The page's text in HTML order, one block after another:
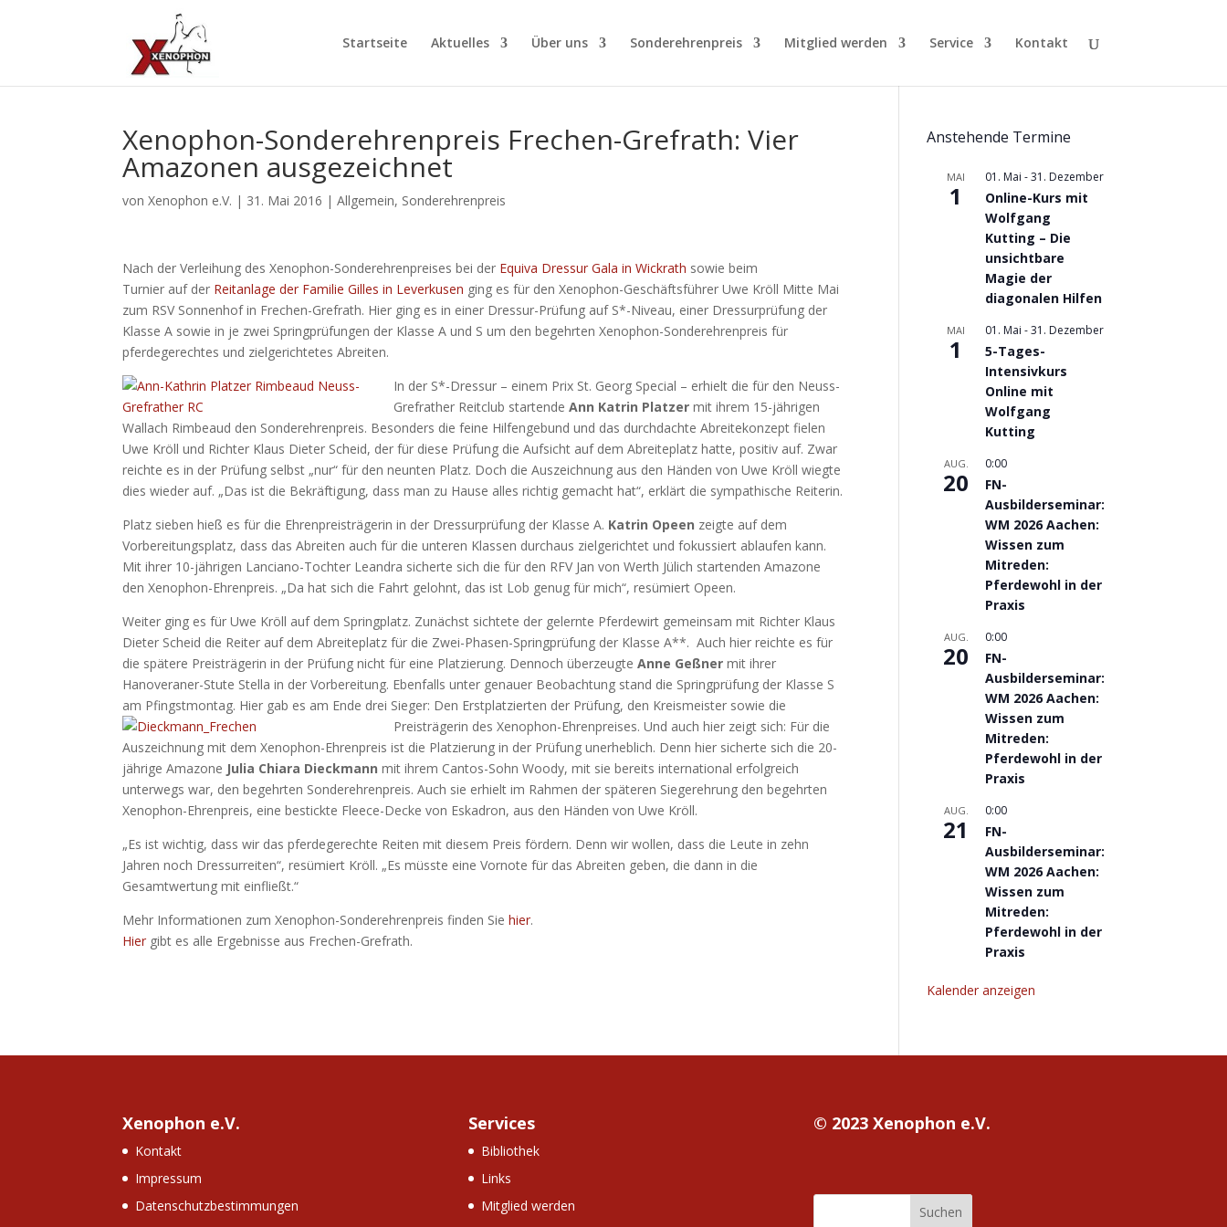
Startseite Aktuelles Über uns Sonderehrenpreis Mitglied werden Service Kontakt
Xenophon-Sonderehrenpreis Frechen-Grefrath: Vier
Amazonen ausgezeichnet
vonXenophon e.V. | 31. Mai 2016 |Allgemein, Sonderehrenpreis
Nach der Verleihung des Xenophon-Sonderehrenpreises bei der Equiva Dressur Gala in Wickrath sowie beim
Turnier auf der Reitanlage der Familie Gilles in Leverkusen ging es für den Xenophon-Geschäftsführer Uwe Kröll Mitte Mai
zum RSV Sonnenhof in Frechen-Grefrath. Hier ging es in einer Dressur-Prüfung auf S*-Niveau, einer Dressurprüfung der
Klasse A sowie in je zwei Springprüfungen der Klasse A und S um den begehrten Xenophon-Sonderehrenpreis für
pferdegerechtes und zielgerichtetes Abreiten.
In der S*-Dressur – einem Prix St. Georg Special – erhielt die für den Neuss-
Grefrather Reitclub startendeAnn Katrin Platzer mit ihrem 15-jährigen
Wallach Rimbeaud den Sonderehrenpreis. Besonders die feine Hilfengebund und das durchdachte Abreitekonzept fielen
Uwe Kröll und Richter Klaus Dieter Scheid, der für diese Prüfung die Aufsicht auf dem Abreiteplatz hatte, positiv auf. Zwar
reichte es in der Prüfung selbst „nur“ für den neunten Platz. Doch die Auszeichnung aus den Händen von Uwe Kröll wiegte
dies wieder auf. „Das ist die Bekräftigung, dass man zu Hause alles richtig gemacht hat“, erklärt die sympathische Reiterin.
Platz sieben hieß es für die Ehrenpreisträgerin in der Dressurprüfung der Klasse A. Katrin Opeen zeigte auf dem
Vorbereitungsplatz, dass das Abreiten auch für die unteren Klassen durchaus zielgerichtet und fokussiert ablaufen kann.
Mit ihrer 10-jährigen Lanciano-Tochter Leandra sicherte sich die für den RFV Jan von Werth Jülich startenden Amazone
den Xenophon-Ehrenpreis. „Da hat sich die Fahrt gelohnt, das ist Lob genug für mich“, resümiert Opeen.
Weiter ging es für Uwe Kröll auf dem Springplatz. Zunächst sichtete der gelernte Pferdewirt gemeinsam mit Richter Klaus
Dieter Scheid die Reiter auf dem Abreiteplatz für die Zwei-Phasen-Springprüfung der Klasse A**. Auch hier reichte es für
die spätere Preisträgerin in der Prüfung nicht für eine Platzierung. Dennoch überzeugteAnne Geßner mit ihrer
Hanoveraner-Stute Stella in der Vorbereitung. Ebenfalls unter genauer Beobachtung stand die Springprüfung der Klasse S
am Pfingstmontag. Hier gab es am Ende drei Sieger: Den Erstplatzierten der Prüfung, den Kreismeister sowie die
Preisträgerin des Xenophon-Ehrenpreises. Und auch hier zeigt sich: Für die
Auszeichnung mit dem Xenophon-Ehrenpreis ist die Platzierung in der Prüfung unerheblich. Denn hier sicherte sich die 20-
jährige Amazone Julia Chiara Dieckmann mit ihrem Cantos-Sohn Woody, mit sie bereits international erfolgreich
unterwegs war, den begehrten Sonderehrenpreis. Auch sie erhielt im Rahmen der späteren Siegerehrung den begehrten
Xenophon-Ehrenpreis, eine bestickte Fleece-Decke von Eskadron, aus den Händen von Uwe Kröll.
„Es ist wichtig, dass wir das pferdegerechte Reiten mit diesem Preis fördern. Denn wir wollen, dass die Leute in zehn
Jahren noch Dressurreiten“, resümiert Kröll. „Es müsste eine Vornote für das Abreiten geben, die dann in die
Gesamtwertung mit einfließt.“
Mehr Informationen zum Xenophon-Sonderehrenpreis finden Siehier.
Hier gibt es alle Ergebnisse aus Frechen-Grefrath.
Anstehende Termine
MAI
1
01. Mai -31. Dezember
Online-Kurs mit
Wolfgang
Kutting – Die
unsichtbare
Magie der
diagonalen Hilfen
MAI
1
01. Mai -31. Dezember
5-Tages-
Intensivkurs
Online mit
Wolfgang
Kutting
AUG.
20
0:00
FN-
Ausbilderseminar:
WM 2026 Aachen:
Wissen zum
Mitreden:
Pferdewohl in der
Praxis
AUG.
20
0:00
FN-
Ausbilderseminar:
WM 2026 Aachen:
Wissen zum
Mitreden:
Pferdewohl in der
Praxis
AUG.
21
0:00
FN-
Ausbilderseminar:
WM 2026 Aachen:
Wissen zum
Mitreden:
Pferdewohl in der
Praxis
Kalender anzeigen
Xenophon e.V.
Kontakt
Impressum
Datenschutzbestimmungen
Services
Bibliothek
Links
Mitglied werden
© 2023 Xenophon e.V.